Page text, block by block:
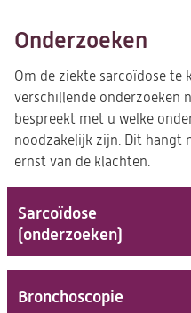
Onderzoeken
Om de ziekte sarcoïdose te
verschillende onderzoeken
bespreekt met u welke
noodzakelijk zijn. Dit hangt
ernst van de klachten.
Sarcoïdose
(onderzoeken)
Bronchoscopie